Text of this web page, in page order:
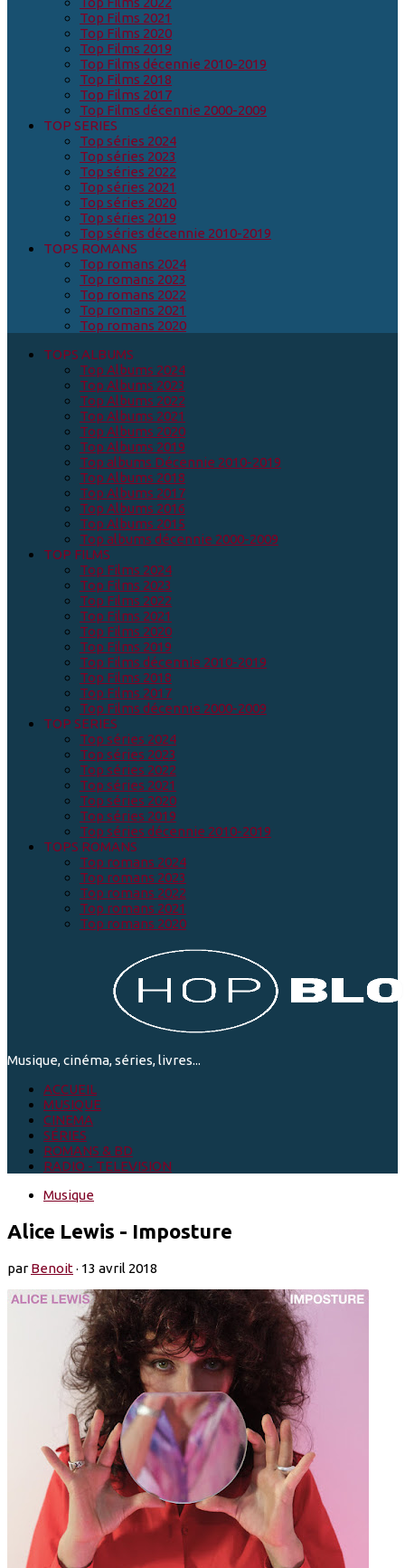
Top Films 2021
Top Films 2020
Top Films 2019
Top Films décennie 2010-2019
Top Films 2018
Top Films 2017
Top Films décennie 2000-2009
TOP SERIES
Top séries 2024
Top séries 2023
Top séries 2022
Top séries 2021
Top séries 2020
Top séries 2019
Top séries décennie 2010-2019
TOPS ROMANS
Top romans 2024
Top romans 2023
Top romans 2022
Top romans 2021
Top romans 2020
TOPS ALBUMS
Top Albums 2024
Top Albums 2023
Top Albums 2022
Top Albums 2021
Top Albums 2020
Top Albums 2019
Top albums Décennie 2010-2019
Top Albums 2018
Top Albums 2017
Top Albums 2016
Top Albums 2015
Top albums décennie 2000-2009
TOP FILMS
Top Films 2024
Top Films 2023
Top Films 2022
Top Films 2021
Top Films 2020
Top Films 2019
Top Films décennie 2010-2019
Top Films 2018
Top Films 2017
Top Films décennie 2000-2009
TOP SERIES
Top séries 2024
Top séries 2023
Top séries 2022
Top séries 2021
Top séries 2020
Top séries 2019
Top séries décennie 2010-2019
TOPS ROMANS
Top romans 2024
Top romans 2023
Top romans 2022
Top romans 2021
Top romans 2020
Musique, cinéma, séries, livres...
ACCUEIL
MUSIQUE
CINEMA
SÉRIES
ROMANS & BD
RADIO - TELEVISION
Musique
Alice Lewis - Imposture
parBenoit· 13 avril 2018